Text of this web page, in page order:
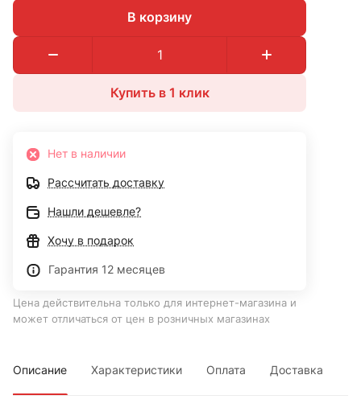
В корзину
Купить в 1 клик
Нет в наличии
Рассчитать доставку
Нашли дешевле?
Хочу в подарок
Гарантия 12 месяцев
Цена действительна только для интернет-магазина и
может отличаться от цен в розничных магазинах
Описание Характеристики Оплата Доставка